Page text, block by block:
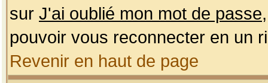
sur J'ai oublié mon mot de passe
pouvoir vous reconnecter en un
Revenir en haut de page